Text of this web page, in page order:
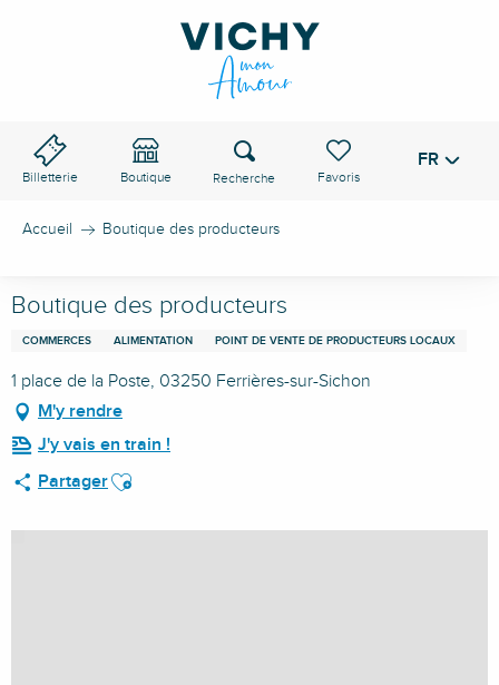
Billetterie Boutique
Voir les favoris
Recherche FR
Accueil Boutique des producteurs
Boutique des producteurs
COMMERCES ALIMENTATION POINT DE VENTE DE PRODUCTEURS LOCAUX
1 place de la Poste, 03250 Ferrières-sur-Sichon
M'y rendre
J'y vais en train !
PartagerAjouter aux favoris